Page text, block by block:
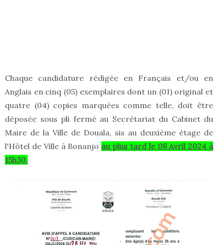
Chaque candidature rédigée en Français et/ou en
Anglais en cinq (05) exemplaires dont un (01) original et
quatre (04) copies marquées comme telle, doit être
déposée sous pli fermé au Secrétariat du Cabinet du
Maire de la Ville de Douala, sis au deuxième étage de
l'Hôtel de Ville à Bonanjo au plus tard le 08 Avril 2024 à
15h30.